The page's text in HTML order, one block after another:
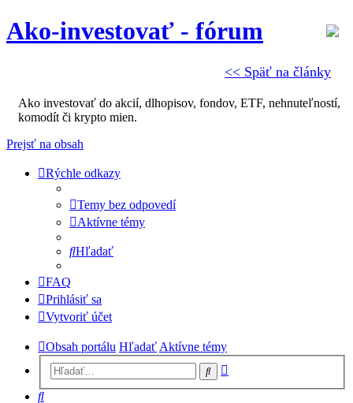
<< Späť na články
Ako-investovať - fórum
Ako investovať do akcií, dlhopisov, fondov, ETF, nehnuteľností,
komodít či krypto mien.
Prejsť na obsah
Rýchle odkazy
Temy bez odpovedí
Aktívne témy
Hľadať
FAQ
Prihlásiť sa
Vytvoriť účet
Obsah portálu HľadaťAktívne témy
Hľadať
Hľadať